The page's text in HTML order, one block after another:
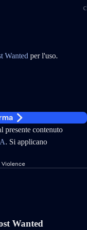
Wanted per l'uso.
presente contenuto
. Si applicano
Violence
Wanted